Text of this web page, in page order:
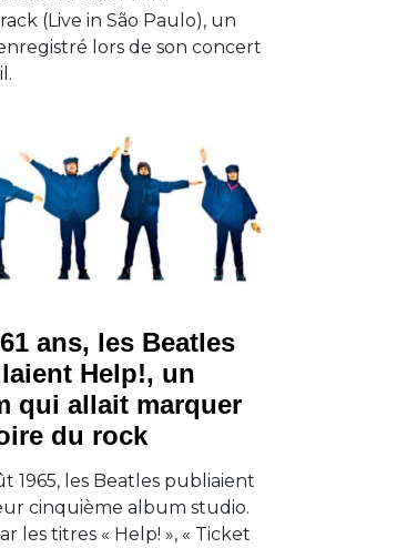
(Live in São Paulo), un
lors de son concert
ans, les Beatles
Help!, un
qui allait marquer
du rock
1965, les Beatles publiaient
cinquième album studio.
les titres « Help! », « Ticket